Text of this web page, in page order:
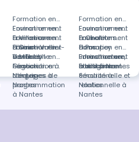
Formation en
Environnement
à Villenave-
d'Ornon
Formation en
Environnement
à Cholet
Formation en
Environnement
à Saint-Vallier-
de-Thiey
Formation en
Environnement
à Pompey
Formation en
Environnement
à Marseille
Formations
dans
Environnement
à distance
Formation en
Vente et
négociation à
Nantes
Formation en
Infrastructure,
cloud à Nantes
Formation en
Gestion
d'équipes à
Nantes
Formation en
Intelligence
émotionnelle et
relationnelle à
Nantes
Formation en
Langages de
programmation
à Nantes
Formation en
Sécurité à
Nantes